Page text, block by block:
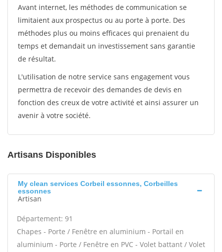
Avant internet, les méthodes de communication se
limitaient aux prospectus ou au porte à porte. Des
méthodes plus ou moins efficaces qui prenaient du
temps et demandait un investissement sans garantie
de résultat.
L'utilisation de notre service sans engagement vous
permettra de recevoir des demandes de devis en
fonction des creux de votre activité et ainsi assurer un
avenir à votre société.
Artisans Disponibles
My clean services Corbeil essonnes, Corbeilles
essonnes
Artisan
Département: 91
Chapes - Porte / Fenêtre en aluminium - Portail en
aluminium - Porte / Fenêtre en PVC - Volet battant / Volet